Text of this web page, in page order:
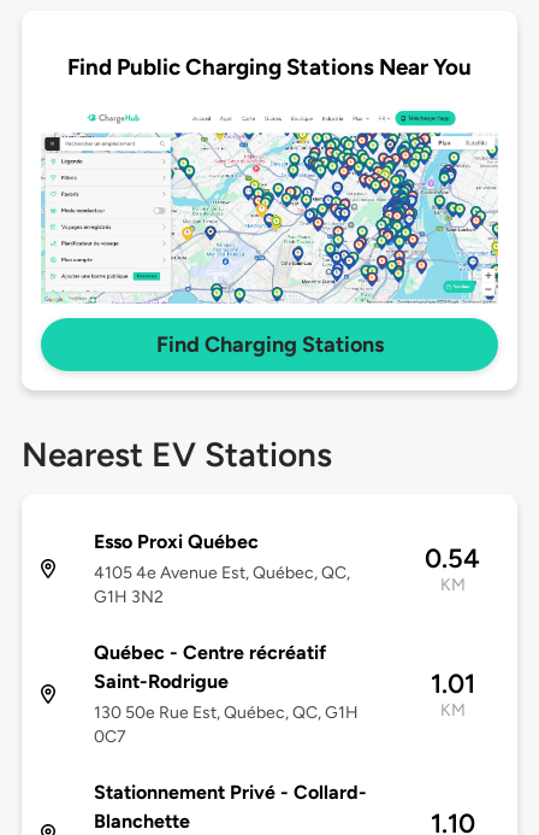
Find Public Charging Stations Near You
Find Charging Stations
Nearest EV Stations
Esso Proxi Québec
4105 4e Avenue Est, Québec, QC,
G1H 3N2
0.54
KM
Québec - Centre récréatif
Saint-Rodrigue
130 50e Rue Est, Québec, QC, G1H
0C7
1.01
KM
Stationnement Privé - Collard-
Blanchette
1.10